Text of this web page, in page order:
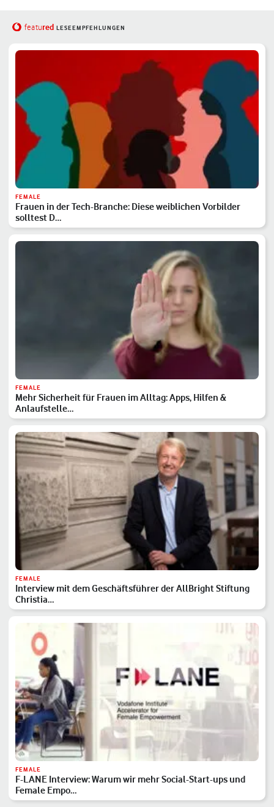
featured LESEEMPFEHLUNGEN
FEMALE
Frauen in der Tech-Branche: Diese weiblichen Vorbilder
solltest D…
FEMALE
Mehr Sicherheit für Frauen im Alltag: Apps, Hilfen &
Anlaufstelle…
FEMALE
Interview mit dem Geschäftsführer der AllBright Stiftung
Christia…
FEMALE
F-LANE Interview: Warum wir mehr Social-Start-ups und
Female Empo…